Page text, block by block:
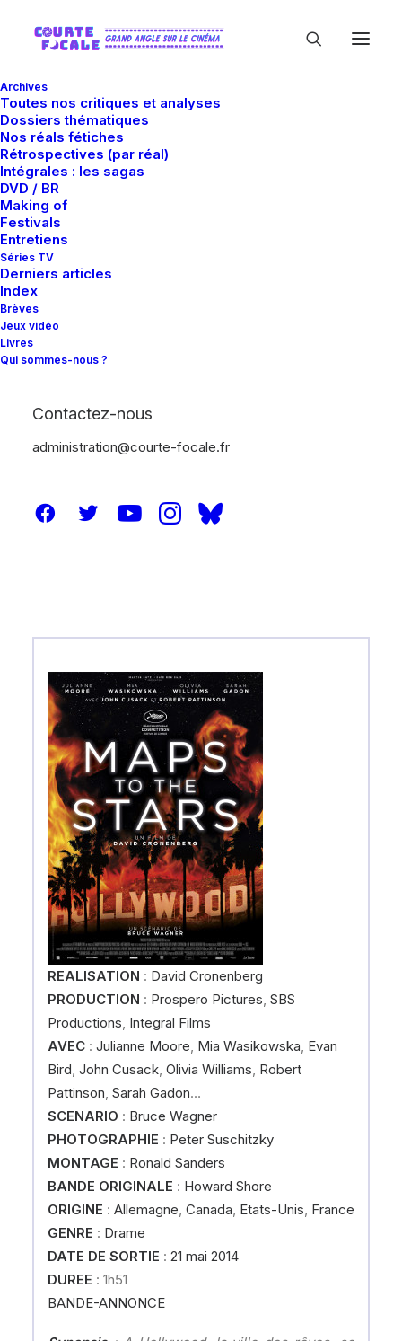
Archives
Toutes nos critiques et analyses
Dossiers thématiques
Nos réals fétiches
Rétrospectives (par réal)
Intégrales : les sagas
DVD / BR
Making of
Festivals
Entretiens
Séries TV
Derniers articles
Index
Brèves
Jeux vidéo
Livres
Qui sommes-nous ?
Contactez-nous
administration@courte-focale.fr
Maps to the stars
REALISATION : David Cronenberg
PRODUCTION : Prospero Pictures, SBS
Productions, Integral Films
AVEC : Julianne Moore, Mia Wasikowska, Evan
Bird, John Cusack, Olivia Williams, Robert
Pattinson, Sarah Gadon…
SCENARIO : Bruce Wagner
PHOTOGRAPHIE : Peter Suschitzky
MONTAGE : Ronald Sanders
BANDE ORIGINALE : Howard Shore
ORIGINE : Allemagne, Canada, Etats-Unis, France
GENRE : Drame
DATE DE SORTIE : 21 mai 2014
DUREE : 1h51
BANDE-ANNONCE